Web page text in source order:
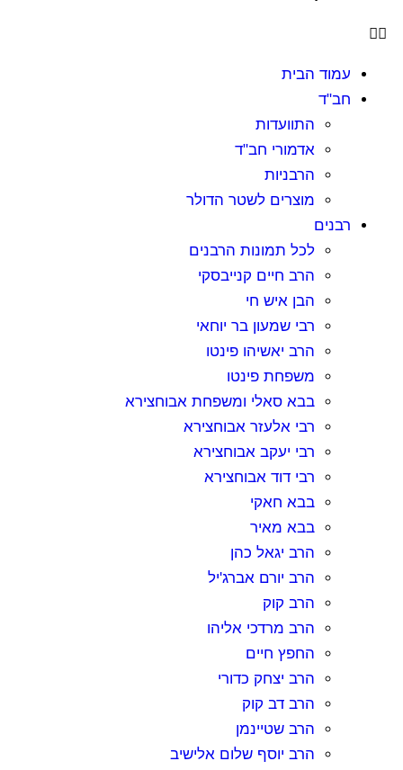
עמוד הבית
חב"ד
התוועדות
אדמורי חב"ד
הרבניות
מוצרים לשטר הדולר
רבנים
לכל תמונות הרבנים
הרב חיים קנייבסקי
הבן איש חי
רבי שמעון בר יוחאי
הרב יאשיהו פינטו
משפחת פינטו
בבא סאלי ומשפחת אבוחצירא
רבי אלעזר אבוחצירא
רבי יעקב אבוחצירא
רבי דוד אבוחצירא
בבא חאקי
בבא מאיר
הרב יגאל כהן
הרב יורם אברג'יל
הרב קוק
הרב מרדכי אליהו
החפץ חיים
הרב יצחק כדורי
הרב דב קוק
הרב שטיינמן
הרב יוסף שלום אלישיב